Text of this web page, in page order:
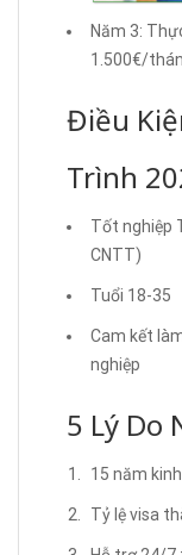
Năm 3:
1.500€/
Điều
Trình
Tốt nghiệp
CNTT)
Tuổi 18-35
Cam kết
nghiệp
5 Lý Do
15 năm
Tỷ lệ visa